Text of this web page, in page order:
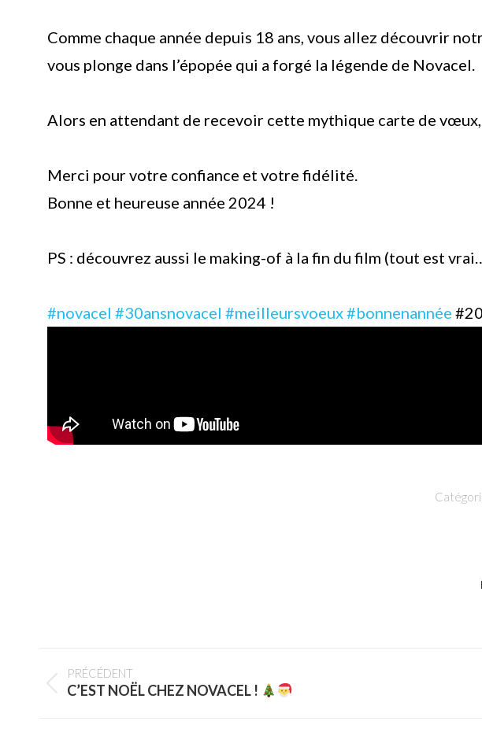
Comme chaque année depuis 18 ans, vous allez découvrir
vous plonge dans l’épopée qui a forgé la légende de Novacel.
Alors en attendant de recevoir cette mythique carte de
Merci pour votre confiance et votre fidélité.
Bonne et heureuse année 2024 !
PS : découvrez aussi le making-of à la fin du film (tout est
#novacel #30ansnovacel #meilleursvoeux#bonnenannée #
PRÉCÉDENT
C’EST NOËL CHEZ NOVACEL !